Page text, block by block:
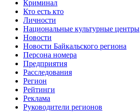
Криминал
Кто есть кто
Личности
Национальные культурные центры
Новости
Новости Байкальского региона
Персона номера
Предприятия
Расследования
Регион
Рейтинги
Реклама
Руководители регионов